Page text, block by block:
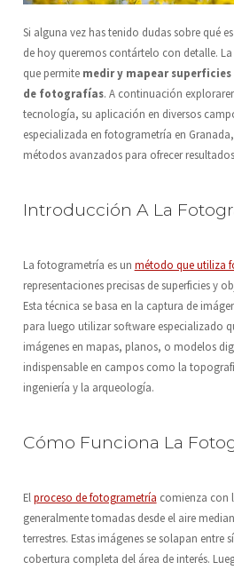
Si alguna vez has tenido dudas sobre qué es
de hoy queremos contártelo con detalle. La
que permite medir y mapear
de fotografías. A continuación
tecnología, su aplicación en diversos
especializada en fotogrametría en
métodos avanzados para ofrecer
Introducción A La
La fotogrametría es un método que utiliza
representaciones precisas de superficies y
Esta técnica se basa en la captura de
para luego utilizar software especializado
imágenes en mapas, planos, o modelos
indispensable en campos como la
ingeniería y la arqueología.
Cómo Funciona La
El proceso de fotogrametría comienza con
generalmente tomadas desde el aire
terrestres. Estas imágenes se solapan entre
cobertura completa del área de interés.